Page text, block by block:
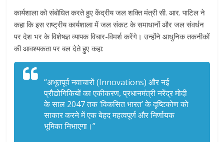
कार्यशाला को संबोधित करते हुए केंद्रीय जल शक्ति मंत्री सी. आर. पाटिल ने
कहा कि इस राष्ट्रीय कार्यशाला में जल संकट के समाधानों और जल संवर्धन
पर देश भर के विशेषज्ञ व्यापक विचार-विमर्श करेंगे। उन्होंने आधुनिक तकनीकों
की आवश्यकता पर बल देते हुए कहा:
“अभूतपूर्व नवाचारों (Innovations) और नई
प्रौद्योगिकियों का एकीकरण, प्रधानमंत्री नरेंद्र मोदी
के साल 2047 तक ‘विकसित भारत’ के दृष्टिकोण को
साकार करने में एक बेहद महत्वपूर्ण और निर्णायक
भूमिका निभाएगा।”